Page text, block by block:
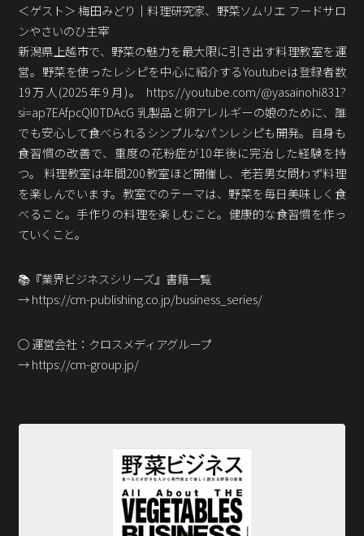
Podcast番組
「東京広報大学」
クロスメディアンとは？
広報誌
「クロスメディアン」アーカイブ
＜ゲスト＞ 梅田みどり｜料理研究家、野菜ソムリエ フードサロ
ンやさいのひ主宰
新潟県上越市で、野菜の魅力を最大限に引き出す料理教室を運
営。野菜を使ったレシピを中心に紹介するYoutubeは登録者数
19万人(2025年9月)。 https://youtube.com/@yasainohi831?
si=ap7EAfpcQl0TDAcG 乳製品と卵アレルギーの娘のために、誰
でも安心して食べられるシンプルなパンレシピも開発。自身も
食習慣の改善で、重度の花粉症が10年後に完治した経験を持
つ。 料理教室は年間200教室ほど開催し、老若男女問わず料理
を楽しんでいます。教室でのテーマは、野菜を毎日美味しく食
べること。手作りの料理を楽しむこと。健康的な食習慣を作っ
ていくこと。
📚『業界ビジネスシリーズ』書籍一覧
→ https://cm-publishing.co.jp/business_series/
○ 運営会社：クロスメディアグループ
→ https://cm-group.jp/